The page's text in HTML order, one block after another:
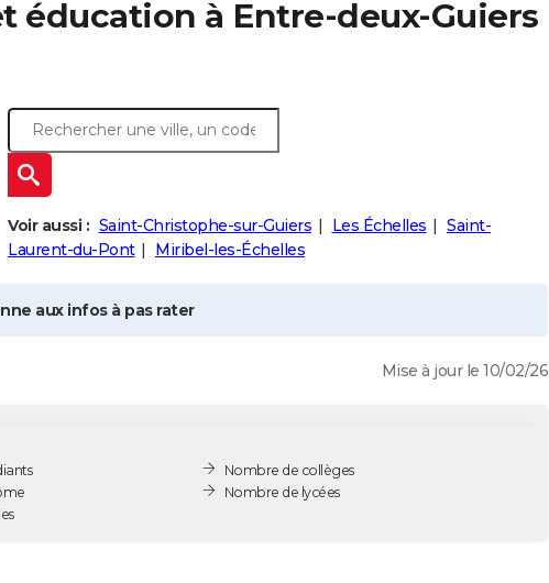
éducation à Entre-deux-Guiers
Voir aussi : Saint-Christophe-sur-Guiers Les Échelles
Saint-
Laurent-du-Pont
Miribel-les-Échelles
aux infos à pas rater
Mise à jour le 10/02/26
Nombre de collèges
Nombre de lycées